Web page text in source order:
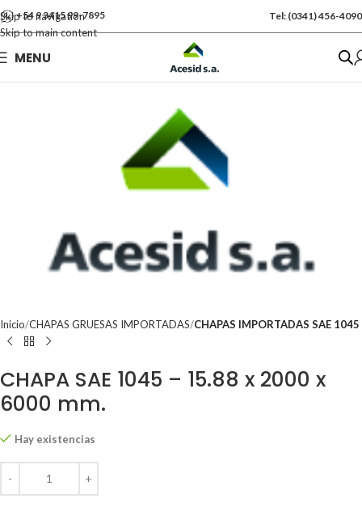
Skip to navigation
Skip to main content
+54 9 3415 99-7895 Tel: (0341) 456-4090
MENU
Inicio CHAPAS GRUESAS IMPORTADAS CHAPAS IMPORTADAS SAE 1045
CHAPA SAE 1045 – 15.88 x 2000 x
6000 mm.
Se vende por Und
Hay existencias